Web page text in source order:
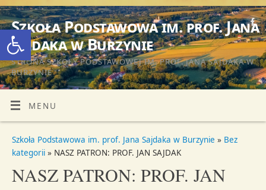
Otwórz pasek narzędzi
Szkoła Podstawowa im. prof. Jana
Sajdaka w Burzynie
STRONA SZKOŁY PODSTAWOWEJ IM. PROF. JANA SAJDAKA W
BURZYNIE
MENU
Szkoła Podstawowa im. prof. Jana Sajdaka w Burzynie » Bez
kategorii » NASZ PATRON: PROF. JAN SAJDAK
NASZ PATRON: PROF. JAN